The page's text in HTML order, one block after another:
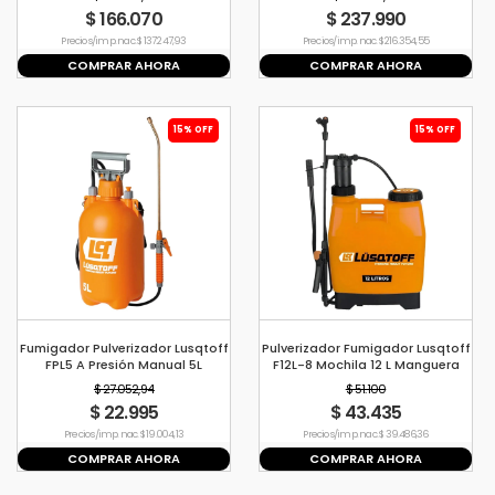
$ 166.070
Precio s/imp. nac. $ 137.247,93
COMPRAR AHORA
$ 237.990
Precio s/imp. nac. $ 216.354,55
COMPRAR AHORA
15% OFF
Fumigador Pulverizador Lusqtoff
FPL5 A Presión Manual 5L
$ 27.052,94
$ 22.995
Precio s/imp. nac. $ 19.004,13
COMPRAR AHORA
15% OFF
Pulverizador Fumigador Lusqtoff
F12L-8 Mochila 12 L Manguera
Lanza
$ 51.100
$ 43.435
Precio s/imp. nac. $ 39.486,36
COMPRAR AHORA